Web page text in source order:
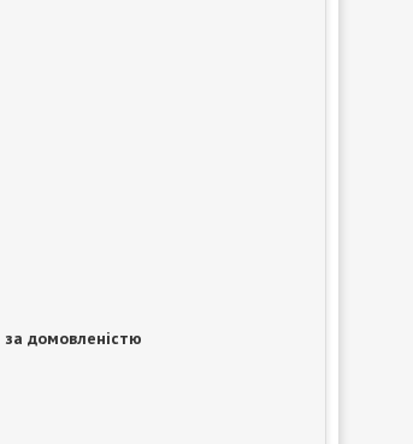
за домовленістю